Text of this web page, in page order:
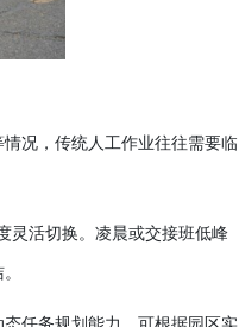
况，传统人工作业往往需要临
灵活切换。凌晨或交接班低峰